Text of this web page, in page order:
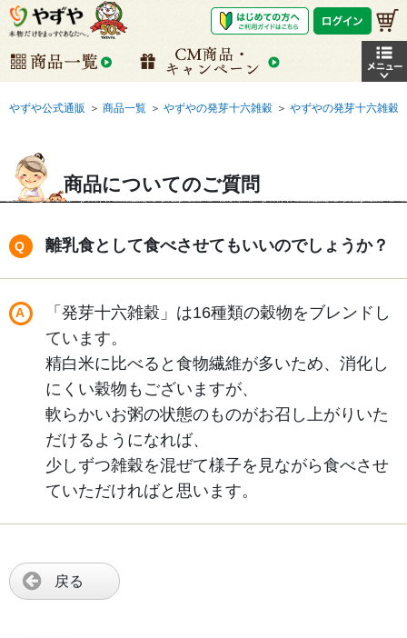
やずや公式通販 ＞ 商品一覧 ＞ やずやの発芽十六雑穀 ＞ やずやの発芽十六雑穀
商品についてのご質問
離乳食として食べさせてもいいのでしょうか？
「発芽十六雑穀」は16種類の穀物をブレンドし
ています。
精白米に比べると食物繊維が多いため、消化し
にくい穀物もございますが、
軟らかいお粥の状態のものがお召し上がりいた
だけるようになれば、
少しずつ雑穀を混ぜて様子を見ながら食べさせ
ていただければと思います。
戻る